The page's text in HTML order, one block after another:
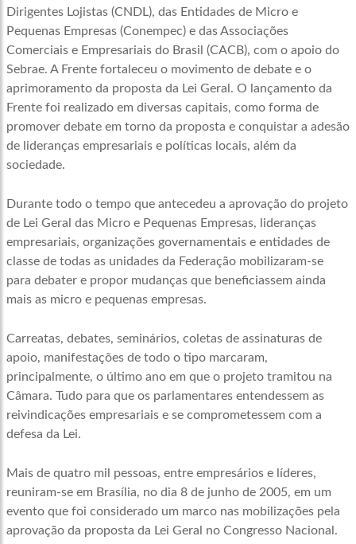
Dirigentes Lojistas (CNDL), das Entidades de Micro e
Pequenas Empresas (Conempec) e das Associações
Comerciais e Empresariais do Brasil (CACB), com o apoio do
Sebrae. A Frente fortaleceu o movimento de debate e o
aprimoramento da proposta da Lei Geral. O lançamento da
Frente foi realizado em diversas capitais, como forma de
promover debate em torno da proposta e conquistar a adesão
de lideranças empresariais e políticas locais, além da
sociedade.
Durante todo o tempo que antecedeu a aprovação do projeto
de Lei Geral das Micro e Pequenas Empresas, lideranças
empresariais, organizações governamentais e entidades de
classe de todas as unidades da Federação mobilizaram-se
para debater e propor mudanças que beneficiassem ainda
mais as micro e pequenas empresas.
Carreatas, debates, seminários, coletas de assinaturas de
apoio, manifestações de todo o tipo marcaram,
principalmente, o último ano em que o projeto tramitou na
Câmara. Tudo para que os parlamentares entendessem as
reivindicações empresariais e se comprometessem com a
defesa da Lei.
Mais de quatro mil pessoas, entre empresários e líderes,
reuniram-se em Brasília, no dia 8 de junho de 2005, em um
evento que foi considerado um marco nas mobilizações pela
aprovação da proposta da Lei Geral no Congresso Nacional.